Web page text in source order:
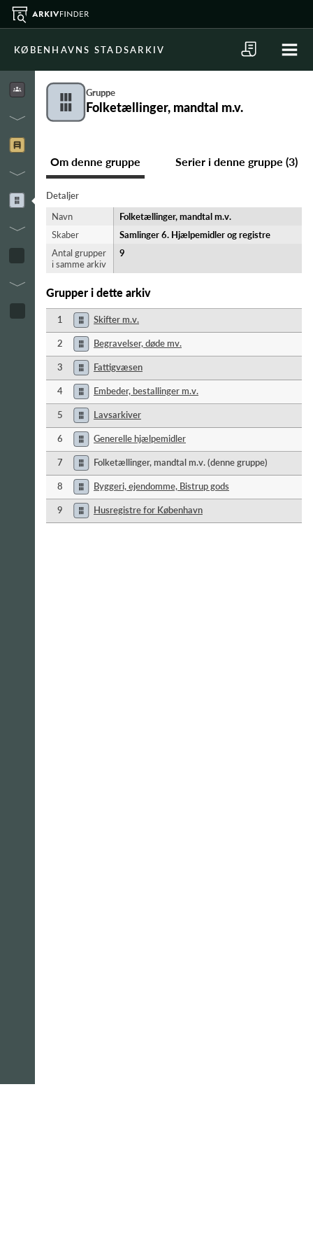
KØBENHAVNS STADSARKIV
Gruppe
Folketællinger, mandtal m.v.
Om denne gruppe Serier i denne gruppe (3)
Detaljer
Navn
Folketællinger, mandtal m.v.
Skaber
Samlinger 6. Hjælpemidler og registre
Antal grupper
i samme arkiv
9
Grupper i dette arkiv
1 Skifter m.v.
2 Begravelser, døde mv.
3 Fattigvæsen
4 Embeder, bestallinger m.v.
5 Lavsarkiver
6 Generelle hjælpemidler
7 Folketællinger, mandtal m.v. (denne gruppe)
8 Byggeri, ejendomme, Bistrup gods
9 Husregistre for København